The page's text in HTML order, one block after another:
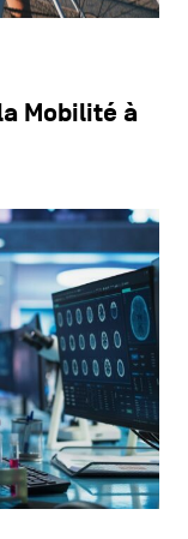
Mobilité à